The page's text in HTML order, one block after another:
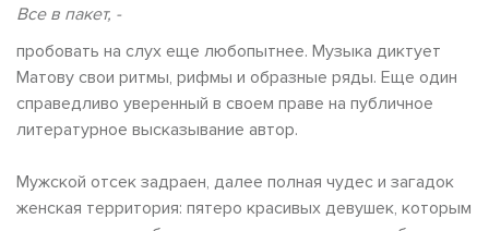
Все в пакет, -
пробовать на слух еще любопытнее. Музыка диктует
Матову свои ритмы, рифмы и образные ряды. Еще один
справедливо уверенный в своем праве на публичное
литературное высказывание автор.
Мужской отсек задраен, далее полная чудес и загадок
женская территория: пятеро красивых девушек, которым